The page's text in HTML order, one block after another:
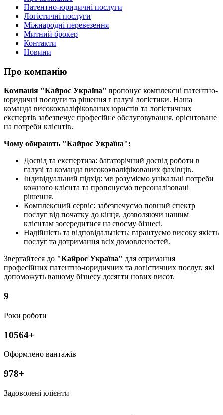
Патентно-юридичні послуги
Логістичні послуги
Міжнародні перевезення
Митний брокер
Контакти
Новини
Про компанію
Компанія "Кайрос Україна" пропонує комплексні патентно-
юридичні послуги та рішення в галузі логістики. Наша
команда висококваліфікованих юристів та логістичних
експертів забезпечує професійне обслуговування, орієнтоване
на потреби клієнтів.
Чому обирають "Кайрос Україна":
Досвід та експертиза: багаторічний досвід роботи в
галузі та команда висококваліфікованих фахівців.
Індивідуальний підхід: ми розуміємо унікальні потреби
кожного клієнта та пропонуємо персоналізовані
рішення.
Комплексний сервіс: забезпечуємо повний спектр
послуг від початку до кінця, дозволяючи нашим
клієнтам зосередитися на своєму бізнесі.
Надійність та відповідальність: гарантуємо високу якість
послуг та дотримання всіх домовленостей.
Звертайтеся до "Кайрос Україна" для отримання
професійних патентно-юридичних та логістичних послуг, які
допоможуть вашому бізнесу досягти нових висот.
9
Роки роботи
10564+
Оформлено вантажів
978+
Задоволені клієнти